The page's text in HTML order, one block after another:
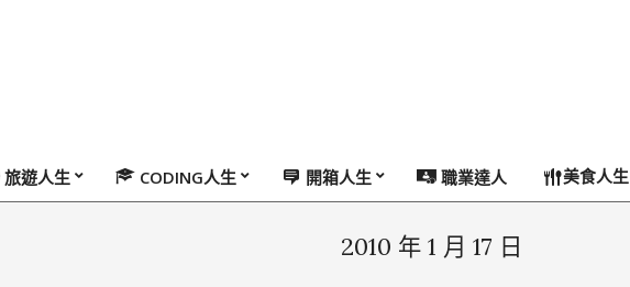
旅遊人生 CODING人生 開箱人生 職業達人 美食人生
2010 年 1 月 17 日